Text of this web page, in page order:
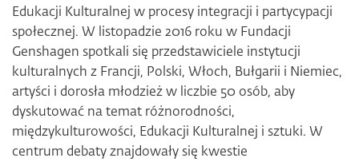
Edukacji Kulturalnej w procesy integracji i partycypacji
społecznej. W listopadzie 2016 roku w Fundacji
Genshagen spotkali się przedstawiciele instytucji
kulturalnych z Francji, Polski, Włoch, Bułgarii i Niemiec,
artyści i dorosła młodzież w liczbie 50 osób, aby
dyskutować na temat różnorodności,
międzykulturowości, Edukacji Kulturalnej i sztuki. W
centrum debaty znajdowały się kwestie